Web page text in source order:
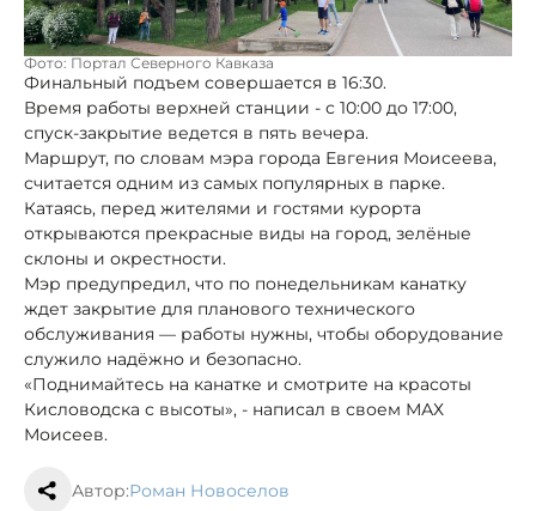
Фото: Портал Северного Кавказа
Финальный подъем совершается в 16:30.
Время работы верхней станции - с 10:00 до 17:00,
спуск-закрытие ведется в пять вечера.
Маршрут, по словам мэра города Евгения Моисеева,
считается одним из самых популярных в парке.
Катаясь, перед жителями и гостями курорта
открываются прекрасные виды на город, зелёные
склоны и окрестности.
Мэр предупредил, что по понедельникам канатку
ждет закрытие для планового технического
обслуживания — работы нужны, чтобы оборудование
служило надёжно и безопасно.
«Поднимайтесь на канатке и смотрите на красоты
Кисловодска с высоты», - написал в своем МАХ
Моисеев.
Автор:Роман Новоселов